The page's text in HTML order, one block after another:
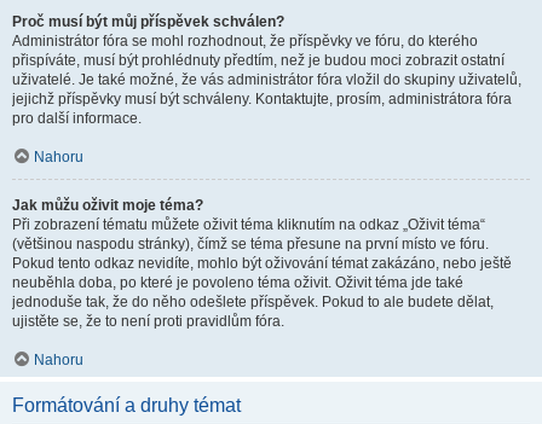
Proč musí být můj příspěvek schválen?
Administrátor fóra se mohl rozhodnout, že příspěvky ve fóru, do kterého
přispíváte, musí být prohlédnuty předtím, než je budou moci zobrazit ostatní
uživatelé. Je také možné, že vás administrátor fóra vložil do skupiny uživatelů,
jejichž příspěvky musí být schváleny. Kontaktujte, prosím, administrátora fóra
pro další informace.
Nahoru
Jak můžu oživit moje téma?
Při zobrazení tématu můžete oživit téma kliknutím na odkaz „Oživit téma“
(většinou naspodu stránky), čímž se téma přesune na první místo ve fóru.
Pokud tento odkaz nevidíte, mohlo být oživování témat zakázáno, nebo ještě
neuběhla doba, po které je povoleno téma oživit. Oživit téma jde také
jednoduše tak, že do něho odešlete příspěvek. Pokud to ale budete dělat,
ujistěte se, že to není proti pravidlům fóra.
Nahoru
Formátování a druhy témat